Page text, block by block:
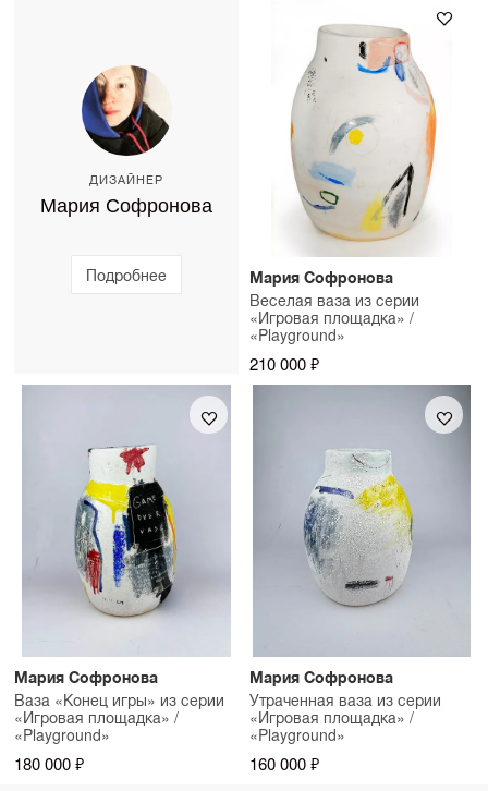
работают в вашем интерьере. Стоимость примерки
можно уточнить у консультанта SAMPLE.
ДИЗАЙНЕР
Мария Софронова
Подробнее
Мария Софронова
Веселая ваза из серии
«Игровая площадка» /
«Playground»
210 000 ₽
Мария Софронова
Ваза «Конец игры» из серии
«Игровая площадка» /
«Playground»
180 000 ₽
Мария Софронова
Утраченная ваза из серии
«Игровая площадка» /
«Playground»
160 000 ₽